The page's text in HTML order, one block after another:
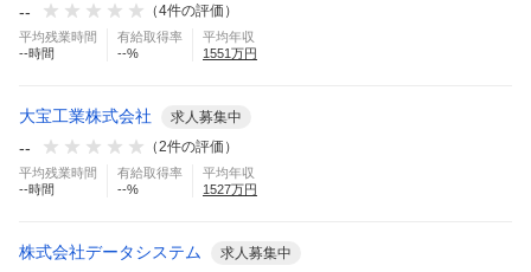
--
（4件の評価）
平均残業時間
--時間
有給取得率
--%
平均年収
1551 万円
大宝工業株式会社 求人募集中
-- （2件の評価）
平均残業時間
--時間
有給取得率
--%
平均年収
1527万円
株式会社データシステム 求人募集中